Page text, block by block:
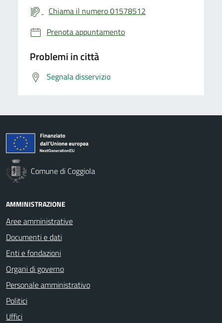
Chiama il numero 01578512
Prenota appuntamento
Problemi in città
Segnala disservizio
Comune di Coggiola
AMMINISTRAZIONE
Aree amministrative
Documenti e dati
Enti e fondazioni
Organi di governo
Personale amministrativo
Politici
Uffici